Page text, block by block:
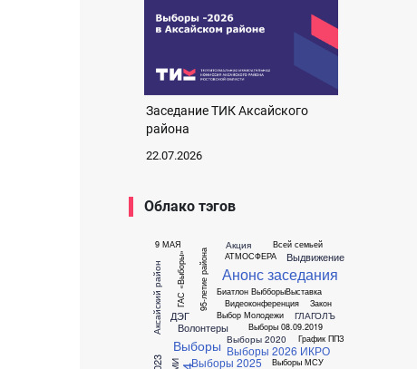
Заседание ТИК Аксайского
района
22.07.2026
Облако тэгов
9 МАЯ
95-летие района АТМОСФЕРА
Аксайский район
Акция
Анонс заседания
Биатлон
Видеоконференция
Волонтеры
Всей семьей
Выбборы
Выбор Молодежи
Выборы
Выборы 08.09.2019
Выборы 2020
Выборы 2025
Выборы 2026
Выборы МСУ
Выдвижение
Выставка
ГАС «Выборы»
ГЛАГОЛЪ
График ППЗ
ДЭГ
Закон
ИКРО